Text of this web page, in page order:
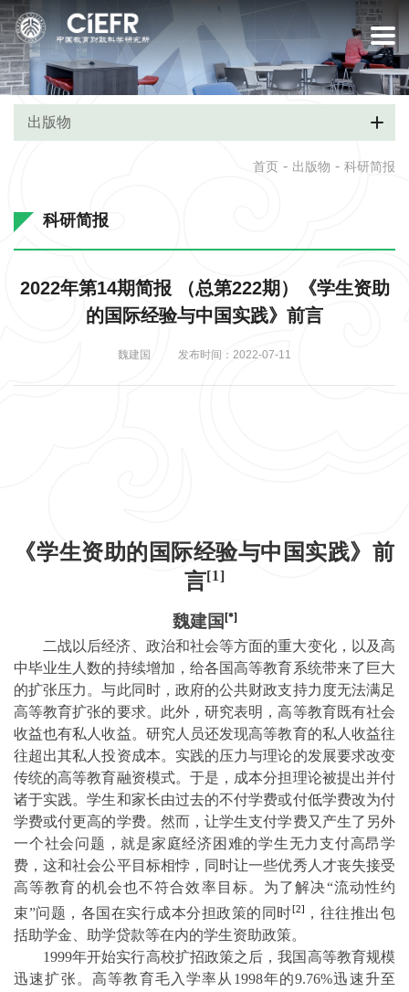
出版物
首页 - 出版物 - 科研简报
科研简报
2022年第14期简报 （总第222期）《学生资助
的国际经验与中国实践》前言
魏建国 发布时间：2022-07-11
《学生资助的国际经验与中国实践》前
言[1]
魏建国 [*]
二战以后经济、政治和社会等方面的重大变化，以及高
中毕业生人数的持续增加，给各国高等教育系统带来了巨大
的扩张压力。与此同时，政府的公共财政支持力度无法满足
高等教育扩张的要求。此外，研究表明，高等教育既有社会
收益也有私人收益。研究人员还发现高等教育的私人收益往
往超出其私人投资成本。实践的压力与理论的发展要求改变
传统的高等教育融资模式。于是，成本分担理论被提出并付
诸于实践。学生和家长由过去的不付学费或付低学费改为付
学费或付更高的学费。然而，让学生支付学费又产生了另外
一个社会问题，就是家庭经济困难的学生无力支付高昂学
费，这和社会公平目标相悖，同时让一些优秀人才丧失接受
高等教育的机会也不符合效率目标。为了解决“流动性约
束”问题，各国在实行成本分担政策的同时[2]
，往往推出包
括助学金、助学贷款等在内的学生资助政策。
1999年开始实行高校扩招政策之后，我国 高等教育规模
迅速扩张。高等教育毛入学率从 1998年的9.76%迅速升至